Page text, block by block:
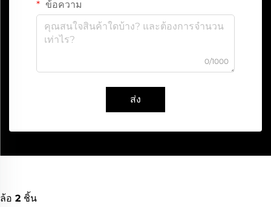
ข้อความ
0/1000
ส่ง
ล้อ 2 ชิ้น